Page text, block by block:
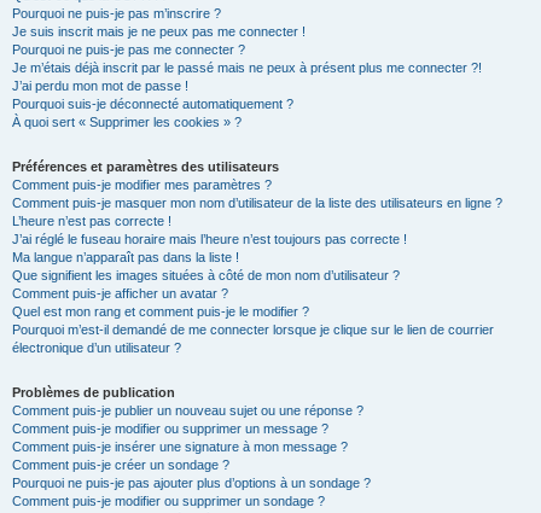
Pourquoi ne puis-je pas m’inscrire ?
Je suis inscrit mais je ne peux pas me connecter !
Pourquoi ne puis-je pas me connecter ?
Je m’étais déjà inscrit par le passé mais ne peux à présent plus me connecter ?!
J’ai perdu mon mot de passe !
Pourquoi suis-je déconnecté automatiquement ?
À quoi sert « Supprimer les cookies » ?
Préférences et paramètres des utilisateurs
Comment puis-je modifier mes paramètres ?
Comment puis-je masquer mon nom d’utilisateur de la liste des utilisateurs en ligne ?
L’heure n’est pas correcte !
J’ai réglé le fuseau horaire mais l’heure n’est toujours pas correcte !
Ma langue n’apparaît pas dans la liste !
Que signifient les images situées à côté de mon nom d’utilisateur ?
Comment puis-je afficher un avatar ?
Quel est mon rang et comment puis-je le modifier ?
Pourquoi m’est-il demandé de me connecter lorsque je clique sur le lien de courrier
électronique d’un utilisateur ?
Problèmes de publication
Comment puis-je publier un nouveau sujet ou une réponse ?
Comment puis-je modifier ou supprimer un message ?
Comment puis-je insérer une signature à mon message ?
Comment puis-je créer un sondage ?
Pourquoi ne puis-je pas ajouter plus d’options à un sondage ?
Comment puis-je modifier ou supprimer un sondage ?